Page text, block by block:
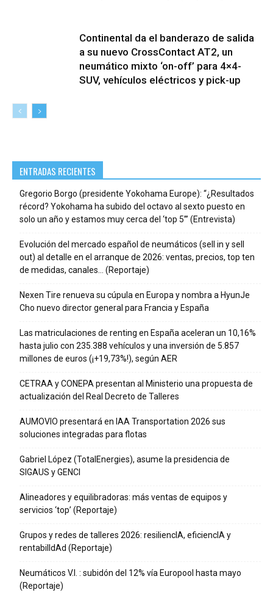
Continental da el banderazo de salida
a su nuevo CrossContact AT2, un
neumático mixto ‘on-off’ para 4×4-
SUV, vehículos eléctricos y pick-up
ENTRADAS RECIENTES
Gregorio Borgo (presidente Yokohama Europe): “¿Resultados
récord? Yokohama ha subido del octavo al sexto puesto en
solo un año y estamos muy cerca del ‘top 5’” (Entrevista)
Evolución del mercado español de neumáticos (sell in y sell
out) al detalle en el arranque de 2026: ventas, precios, top ten
de medidas, canales… (Reportaje)
Nexen Tire renueva su cúpula en Europa y nombra a HyunJe
Cho nuevo director general para Francia y España
Las matriculaciones de renting en España aceleran un 10,16%
hasta julio con 235.388 vehículos y una inversión de 5.857
millones de euros (¡+19,73%!), según AER
CETRAA y CONEPA presentan al Ministerio una propuesta de
actualización del Real Decreto de Talleres
AUMOVIO presentará en IAA Transportation 2026 sus
soluciones integradas para flotas
Gabriel López (TotalEnergies), asume la presidencia de
SIGAUS y GENCI
Alineadores y equilibradoras: más ventas de equipos y
servicios ‘top’ (Reportaje)
Grupos y redes de talleres 2026: resiliencIA, eficiencIA y
rentabilIdAd (Reportaje)
Neumáticos V.I. : subidón del 12% vía Europool hasta mayo
(Reportaje)